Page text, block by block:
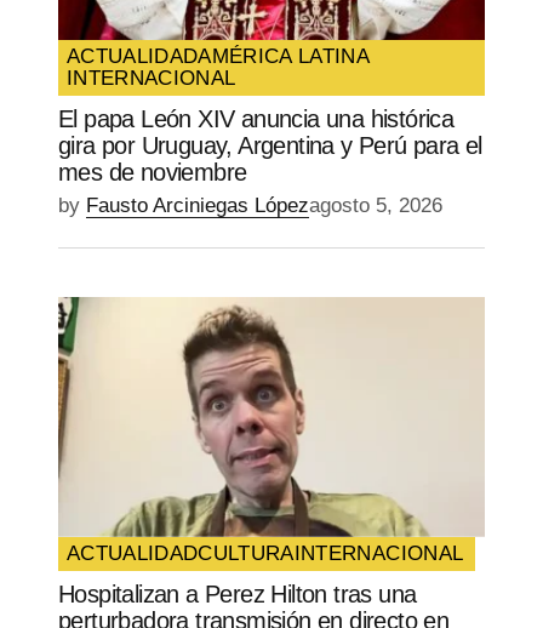
ACTUALIDADAMÉRICA LATINA
INTERNACIONAL
El papa León XIV anuncia una histórica
gira por Uruguay, Argentina y Perú para el
mes de noviembre
by Fausto Arciniegas Lópezagosto 5, 2026
ACTUALIDADCULTURAINTERNACIONAL
Hospitalizan a Perez Hilton tras una
perturbadora transmisión en directo en